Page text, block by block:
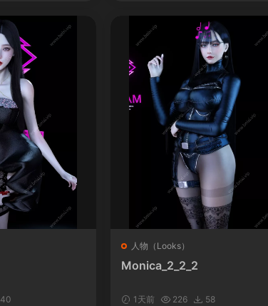
40
人物（Looks）
Monica_2_2_2
1天前 226 58